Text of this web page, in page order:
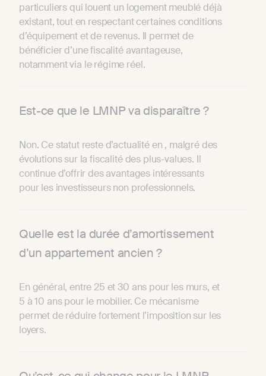
particuliers qui louent un logement meublé déjà
existant, tout en respectant certaines conditions
d’équipement et de revenus. Il permet de
bénéficier d’une fiscalité avantageuse,
notamment via le régime réel.
Est-ce que le LMNP va disparaître ?
Non. Ce statut reste d’actualité en , malgré des
évolutions sur la fiscalité des plus-values. Il
continue d’offrir des avantages intéressants
pour les investisseurs non professionnels.
Quelle est la durée d’amortissement
d’un appartement ancien ?
En général, entre 25 et 30 ans pour les murs, et
5 à 10 ans pour le mobilier. Ce mécanisme
permet de réduire fortement l’imposition sur les
loyers.